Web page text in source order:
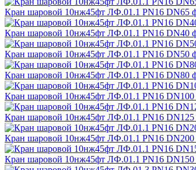
Кран шаровой 10нж45фт ЛФ.01.1 PN16 DN65
Кран шаровой 10нж45фт ЛФ.01.1 PN16 DN40
Кран шаровой 10нж45фт ЛФ.01.1 PN16 DN50
Кран шаровой 10нж45фт ЛФ.01.1 PN16 DN80
Кран шаровой 10нж45фт ЛФ.01.1 PN16 DN100
Кран шаровой 10нж45фт ЛФ.01.1 PN16 DN125
Кран шаровой 10нж45фт ЛФ.01.1 PN16 DN200
Кран шаровой 10нж45фт ЛФ.01.1 PN16 DN150